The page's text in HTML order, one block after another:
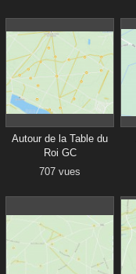
Autour de la Table du
Roi GC
707 vues